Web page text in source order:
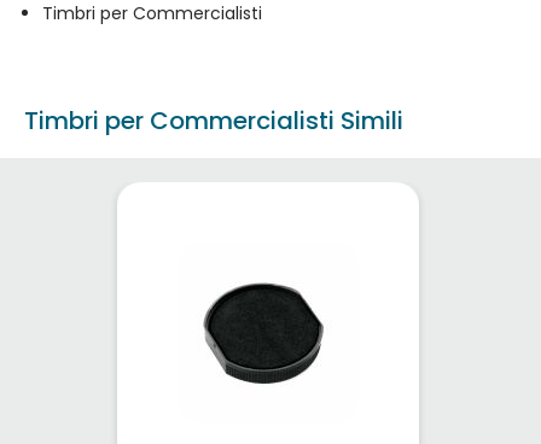
Timbri per Commercialisti
Timbri per Commercialisti Simili